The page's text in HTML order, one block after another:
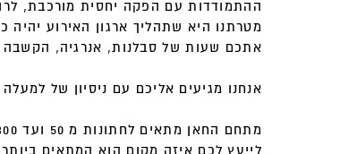
ההתמודדות עם הפקה יחסית מורכבת,
מטרתנו היא שתהליך ארגון האירוע יהיה
אתכם שעות של סבלנות, אנרגיה, הקשבה
אנחנו מגיעים אליכם עם ניסיון של למעלה מ-25 שנה ואלפי לקוחות מרוצים מהארץ ומהעולם, נעשה הכל כדי שהאירוע שלכם יהיה בדיוק
לייעץ לכם איזה מקום הוא המתאים